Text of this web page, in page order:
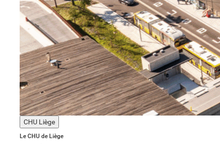
CHU Liège
Le CHU de Liège